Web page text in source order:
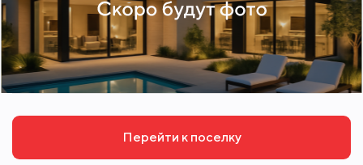
Перейти к поселку